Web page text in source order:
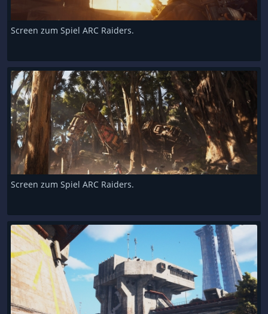
Screen zum Spiel ARC Raiders.
Screen zum Spiel ARC Raiders.